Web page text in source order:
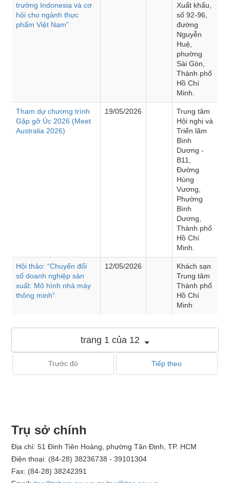
trường Indonesia và cơ
hội cho ngành thực
phẩm Việt Nam”
Xuất khẩu,
số 92-96,
đường
Nguyễn
Huệ,
phường
Sài Gòn,
Thành phố
Hồ Chí
Minh.
Tham dự chương trình
Gặp gỡ Úc 2026 (Meet
Australia 2026)
19/05/2026
Trung tâm
Hội nghị và
Triển lãm
Bình
Dương -
B11,
Đường
Hùng
Vương,
Phường
Bình
Dương,
Thành phố
Hồ Chí
Minh.
Hội thảo: “Chuyển đổi
số doanh nghiệp sản
xuất: Mô hình nhà máy
thông minh”
12/05/2026
Khách sạn
Trung tâm
Thành phố
Hồ Chí
Minh
trang 1 của 12
Trước đó Tiếp theo
Trụ sở chính
Địa chỉ: 51 Đinh Tiên Hoàng, phường Tân Định, TP. HCM
Điện thoại: (84-28) 38236738 - 39101304
Fax: (84-28) 38242391